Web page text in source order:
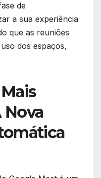
de
a sua experiência
que as reuniões
dos espaços,
Nova